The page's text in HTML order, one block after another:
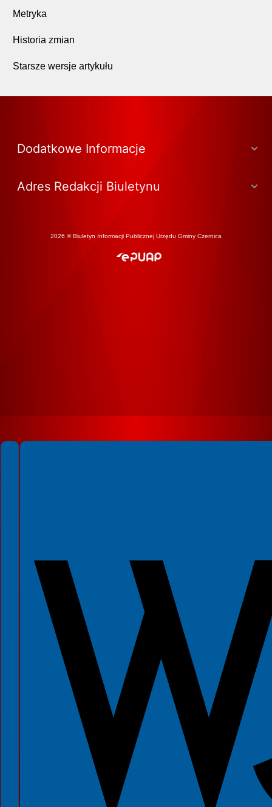
Metryka
Historia zmian
Starsze wersje artykułu
Dodatkowe Informacje
Adres Redakcji Biuletynu
2026 © Biuletyn Informacji Publicznej Urzędu Gminy Czernica
Spełniamy standardy WCAG 2.2
Spełniamy standardy W3C